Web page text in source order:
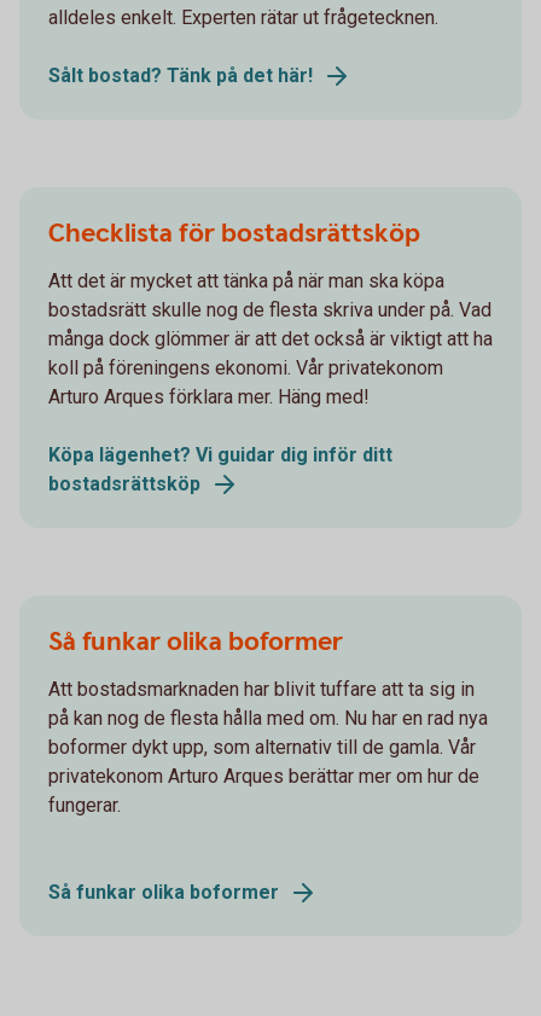
alldeles enkelt. Experten rätar ut frågetecknen.
Sålt bostad? Tänk på det här!
Checklista för bostadsrättsköp
Att det är mycket att tänka på när man ska köpa
bostadsrätt skulle nog de flesta skriva under på. Vad
många dock glömmer är att det också är viktigt att ha
koll på föreningens ekonomi. Vår privatekonom
Arturo Arques förklara mer. Häng med!
Köpa lägenhet? Vi guidar dig inför ditt
bostadsrättsköp
Så funkar olika boformer
Att bostadsmarknaden har blivit tuffare att ta sig in
på kan nog de flesta hålla med om. Nu har en rad nya
boformer dykt upp, som alternativ till de gamla. Vår
privatekonom Arturo Arques berättar mer om hur de
fungerar.
Så funkar olika boformer